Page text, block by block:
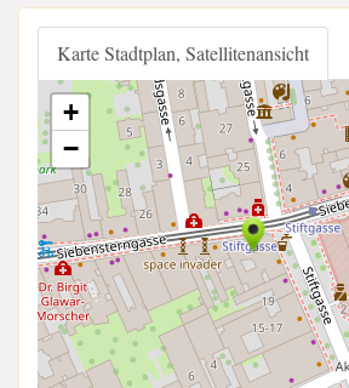
Karte Stadtplan, Satellitenansicht
+
−